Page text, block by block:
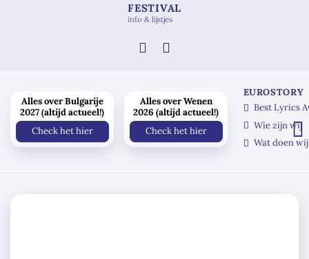
FESTIVAL
info & lijstjes
Alles over Bulgarije
2027 (altijd actueel!)
Check het hier
Alles over Wenen
2026 (altijd actueel!)
Check het hier
EUROSTORY
Best Lyrics
Wie zijn wij
Wat doen wij